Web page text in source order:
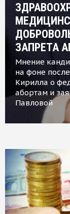
ЗАПРЕТА
Мнение
на фоне
Кирилла о
абортам и
Павловой